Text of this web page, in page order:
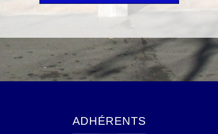
BIENS
Location Immobilier Professionnel
BIENS
Location Immobilier Professionnel
ADHÉRENTS